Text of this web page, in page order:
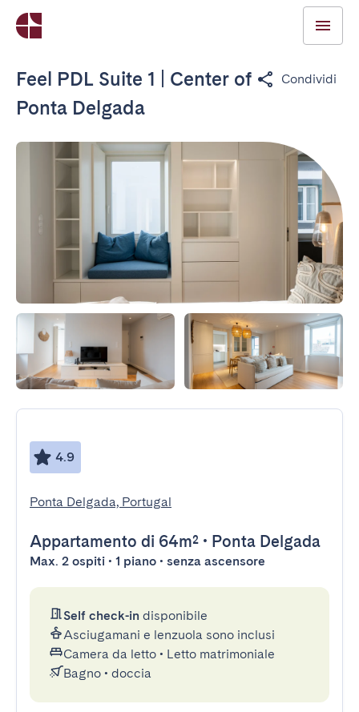
Feel PDL Suite 1 | Center of
Ponta Delgada
Condividi
4.9
Ponta Delgada, Portugal
Appartamento di 64m² • Ponta Delgada
Max. 2 ospiti • 1 piano • senza ascensore
Self check-in disponibile
Asciugamani e lenzuola sono inclusi
Camera da letto • Letto matrimoniale
Bagno • doccia